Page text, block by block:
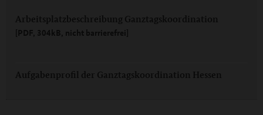
Arbeitsplatzbeschreibung Ganztagskoordination
[PDF, 304kB, nicht barrierefrei]
Aufgabenprofil der Ganztagskoordination Hessen